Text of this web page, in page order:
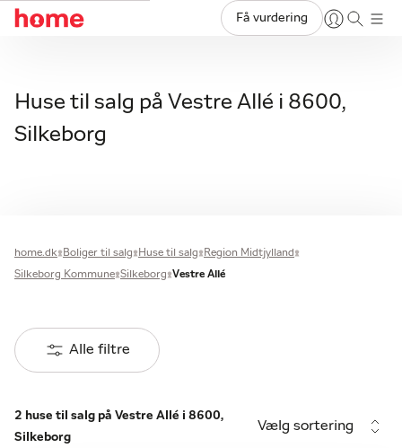
Få vurdering
Huse til salg på Vestre Allé i 8600,
Silkeborg
home.dk Boliger til salg Huse til salg
Region Midtjylland
Silkeborg Kommune Silkeborg Vestre Allé
Alle filtre
2 huse til salg på Vestre Allé i 8600,
Silkeborg
Vælg sortering